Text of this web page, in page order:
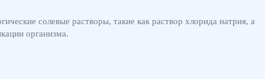
солевые растворы, такие как раствор хлорида натрия, а
организма.